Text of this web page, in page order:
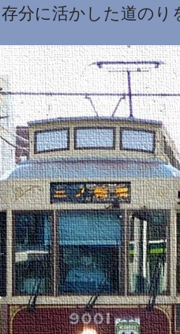
分に活かした道のり